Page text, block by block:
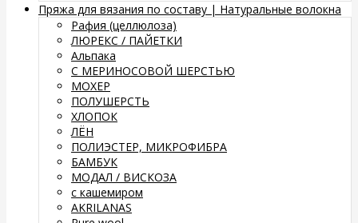
Пряжа для вязания по составу | Натуральные волокна
Рафия (целлюлоза)
ЛЮРЕКС / ПАЙЕТКИ
Альпака
С МЕРИНОСОВОЙ ШЕРСТЬЮ
МОХЕР
ПОЛУШЕРСТЬ
ХЛОПОК
ЛЁН
ПОЛИЭСТЕР, МИКРОФИБРА
БАМБУК
МОДАЛ / ВИСКОЗА
с кашемиром
AKRILANAS